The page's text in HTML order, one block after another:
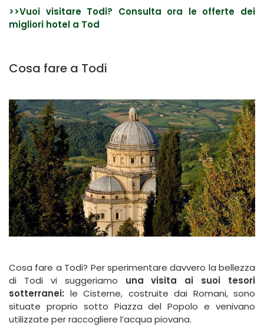
>>Vuoi visitare Todi? Consulta ora le offerte dei
migliori hotel a Tod
Cosa fare a Todi
Cosa fare a Todi? Per sperimentare davvero la bellezza
di Todi vi suggeriamo una visita ai suoi tesori
sotterranei: le Cisterne, costruite dai Romani, sono
situate proprio sotto Piazza del Popolo e venivano
utilizzate per raccogliere l’acqua piovana.